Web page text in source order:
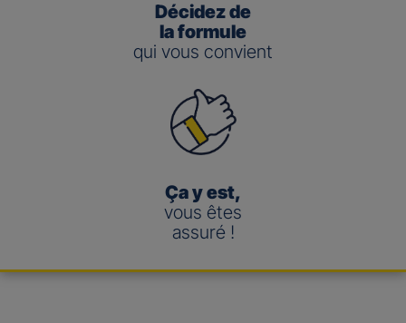
Décidez de
la formule
qui vous convient
Ça y est,
vous êtes
assuré !